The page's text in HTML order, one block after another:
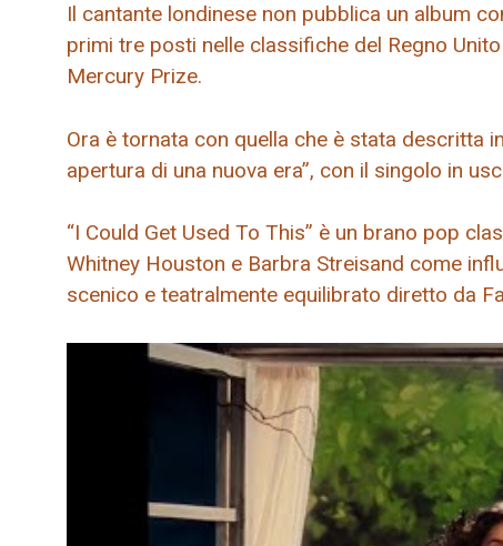
Il cantante londinese non pubblica un album
primi tre posti nelle classifiche del Regno
Mercury Prize.
Ora è tornata con quella che è stata descritta
apertura di una nuova era”, con il singolo in
“I Could Get Used To This” è un brano pop
Whitney Houston e Barbra Streisand come
scenico e teatralmente equilibrato diretto da